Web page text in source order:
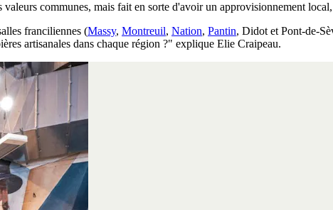
communes, mais fait en sorte d'avoir un approvisionnement
franciliennes (Massy, Montreuil, Nation, Pantin, Didot et Pont-de-
artisanales dans chaque région ?" explique Elie Craipeau.